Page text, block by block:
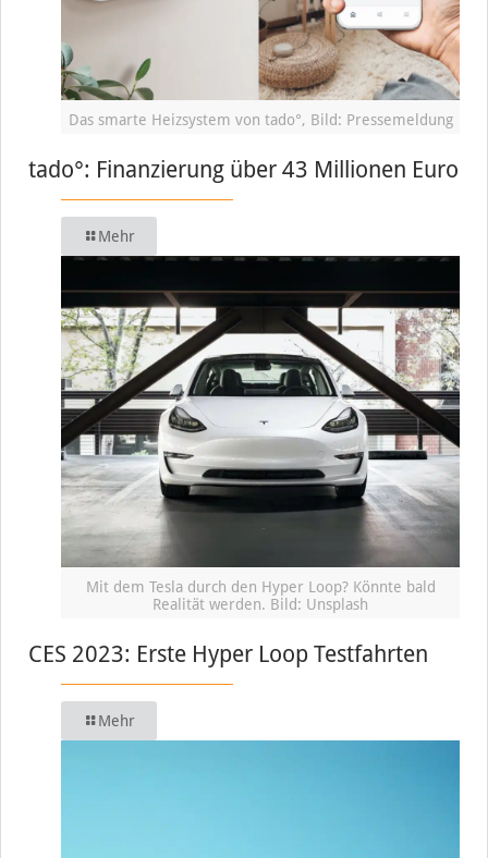
Das smarte Heizsystem von tado°, Bild: Pressemeldung
tado°: Finanzierung über 43 Millionen Euro
Mehr
Mit dem Tesla durch den Hyper Loop? Könnte bald
Realität werden. Bild: Unsplash
CES 2023: Erste Hyper Loop Testfahrten
Mehr